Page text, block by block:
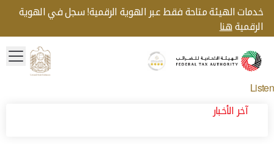
خدمات الهيئة متاحة فقط عبر الهوية الرقمية! سجل في الهوية
الرقميةهنا
Logo
Gold star Logo
Listen
آخر الأخبار